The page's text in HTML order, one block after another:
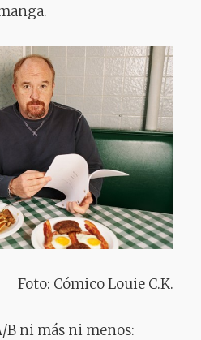
Foto: Cómico Louie C.K.
B ni más ni menos: